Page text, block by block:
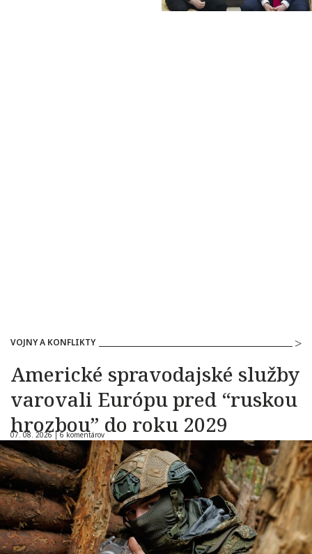
VOJNY A KONFLIKTY
Americké spravodajské služby
varovali Európu pred “ruskou
hrozbou” do roku 2029
07. 08. 2026 |6 komentárov